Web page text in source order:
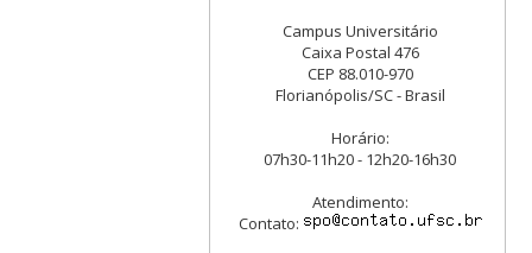
Campus Universitário
Caixa Postal 476
CEP 88.010-970
Florianópolis/SC - Brasil
Horário:
07h30-11h20 - 12h20-16h30
Atendimento:
Contato: